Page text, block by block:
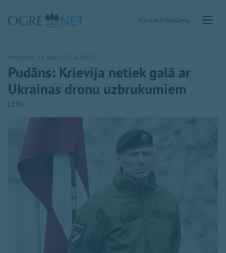
KontaktiReklāma
Pirmdiena, 13. aprīlis, 2026 09:32
Pudāns: Krievija netiek galā ar
Ukrainas dronu uzbrukumiem
LETA